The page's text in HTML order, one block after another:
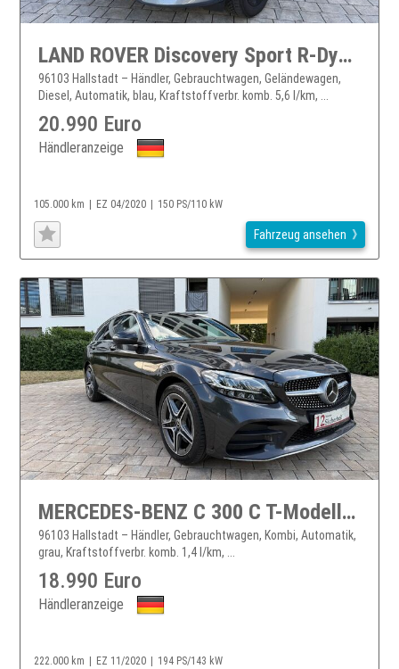
LAND ROVER Discovery Sport R-Dynamic AWD
96103 Hallstadt – Händler, Gebrauchtwagen, Geländewagen,
Diesel, Automatik, blau, Kraftstoffverbr. komb. 5,6 l/km, ...
20.990 Euro
Händleranzeige
105.000 km EZ 04/2020 150 PS/110 kW
Fahrzeug ansehen
MERCEDES-BENZ C 300 C T-Modell de
96103 Hallstadt – Händler, Gebrauchtwagen, Kombi, Automatik,
grau, Kraftstoffverbr. komb. 1,4 l/km, ...
18.990 Euro
Händleranzeige
222.000 km EZ 11/2020 194 PS/143 kW